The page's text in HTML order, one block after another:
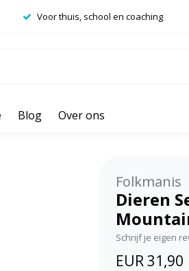
Voor thuis, school en coaching
Blog Over ons
Folkmanis
Dieren
Schrijf je eigen
EUR 31,90